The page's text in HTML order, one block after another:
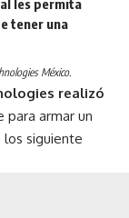
les permita
tener una
México.
realizó
para armar un
los siguiente